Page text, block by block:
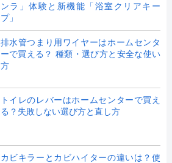
ンラ」体験と新機能「浴室クリアキー
プ」
排水管つまり用ワイヤーはホームセンタ
ーで買える？ 種類・選び方と安全な使い
方
トイレのレバーはホームセンターで買え
る？失敗しない選び方と直し方
カビキラーとカビハイターの違いは？使